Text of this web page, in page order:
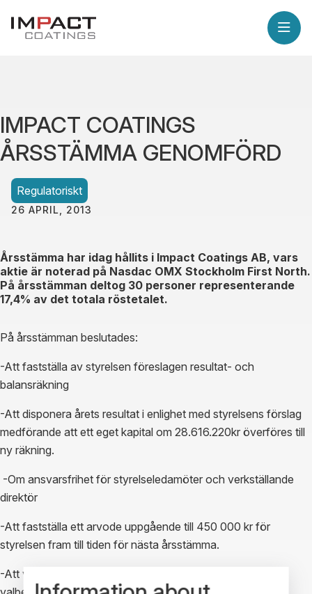
IMPACT COATINGS
ÅRSSTÄMMA GENOMFÖRD
Regulatoriskt
26 APRIL, 2013
Årsstämma har idag hållits i Impact Coatings AB, vars
aktie är noterad på Nasdac OMX Stockholm First North.
På årsstämman deltog 30 personer representerande
17,4% av det totala röstetalet.
På årsstämman beslutades:
-Att fastställa av styrelsen föreslagen resultat- och
balansräkning
-Att disponera årets resultat i enlighet med styrelsens förslag
medförande att ett eget kapital om 28.616.220kr överföres till
ny räkning.
-Om ansvarsfrihet för styrelseledamöter och verkställande
direktör
-Att fastställa ett arvode uppgående till 450 000 kr för
styrelsen fram till tiden för nästa årsstämma.
-Att välja Bo Gustavsson och Torsten Rosell till